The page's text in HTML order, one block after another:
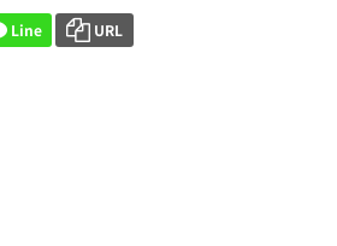
Line URL